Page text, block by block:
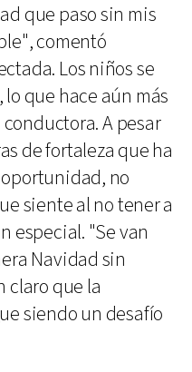
que paso sin mis
comentó
Los niños se
que hace aún más
A pesar
de fortaleza que ha
no
siente al no tener a
especial. "Se van
Navidad sin
claro que la
siendo un desafío